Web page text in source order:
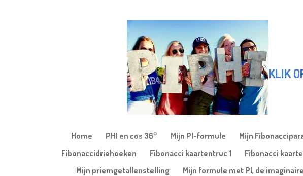
KLIK
Home PHI en cos 36° Mijn PI-formule Mijn
Fibonaccidriehoeken
Fibonacci kaartentruc 1 Fibonacci
Mijn priemgetallenstelling
Mijn formule met PI, de